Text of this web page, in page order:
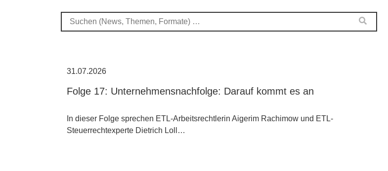
31.07.2026
Folge 17: Unternehmensnachfolge: Darauf kommt es an
In dieser Folge sprechen ETL-Arbeitsrechtlerin Aigerim Rachimow und ETL-
Steuerrechtexperte Dietrich Loll…